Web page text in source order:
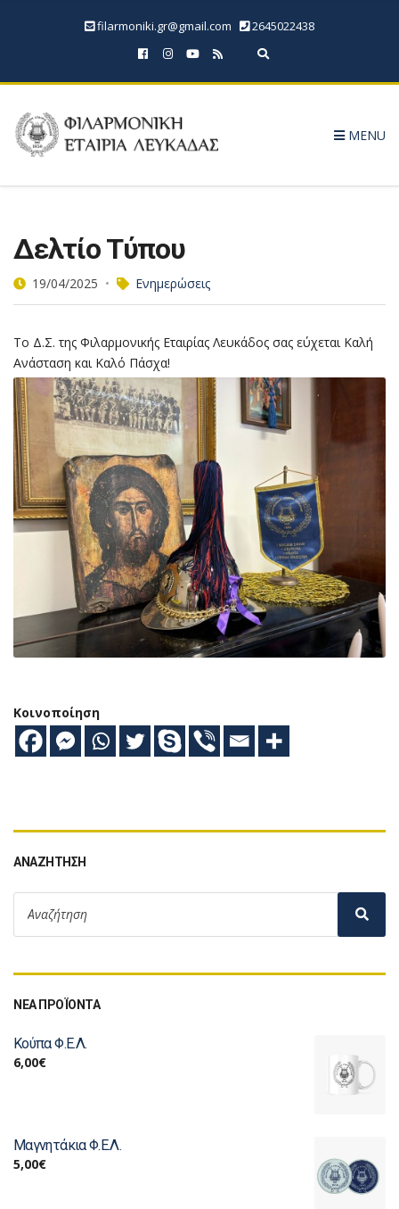
filarmoniki.gr@gmail.com
2645022438
Expand search form
MENU
Δελτίο Τύπου
19/04/2025 Ενημερώσεις
Το Δ.Σ. της Φιλαρμονικής Εταιρίας Λευκάδος σας εύχεται Καλή
Ανάσταση και Καλό Πάσχα!
Κοινοποίηση
ΑΝΑΖΉΤΗΣΗ
ΝΕΑ ΠΡΟΪΟΝΤΑ
Κούπα Φ.Ε.Λ.
6,00€
Μαγνητάκια Φ.Ε.Λ.
5,00€